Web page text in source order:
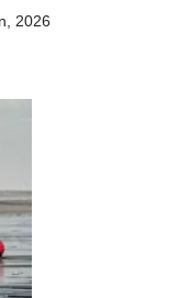
2026